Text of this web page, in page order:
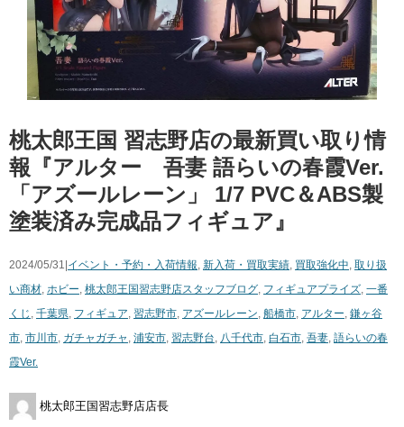
桃太郎王国 習志野店の最新買い取り情
報『アルター 吾妻 ​語らいの春霞Ver. ​
「アズールレーン」 ​1/7 ​PVC＆ABS製
塗装済み完成品フィギュア』
2024/05/31|イベント・予約・入荷情報 新入荷・買取実績 買取強化中 取り扱
い商材 ホビー 桃太郎王国習志野店スタッフブログ フィギュアプライズ 一番
くじ 千葉県 フィギュア 習志野市 アズールレーン 船橋市 アルター 鎌ヶ谷
市 市川市 ガチャガチャ 浦安市 習志野台 八千代市 白石市 吾妻 語らいの春
霞Ver.
桃太郎王国習志野店店長